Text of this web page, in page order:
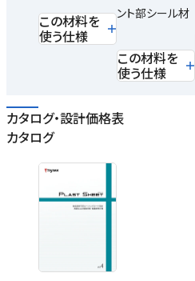
この材料を
使う仕様
ント部シール材
この材料を
使う仕様
カタログ・設計価格表
カタログ